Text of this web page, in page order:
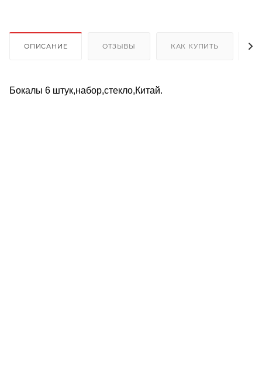
ОПИСАНИЕ ОТЗЫВЫ КАК КУПИТЬ
Бокалы 6 штук,набор,стекло,Китай.